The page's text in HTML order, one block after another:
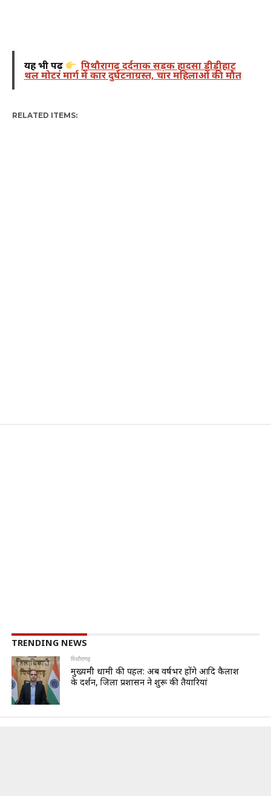
यह भी पढ़ें पिथौरागढ़ दर्दनाक सड़क हादसा डीडीहाट
थल मोटर मार्ग में कार दुर्घटनाग्रस्त, चार महिलाओं की मौत
RELATED ITEMS:
TRENDING NEWS
पिथौरागढ़
मुख्यमंत्री धामी की पहल: अब वर्षभर होंगे आदि कैलाश
के दर्शन, जिला प्रशासन ने शुरू की तैयारियां